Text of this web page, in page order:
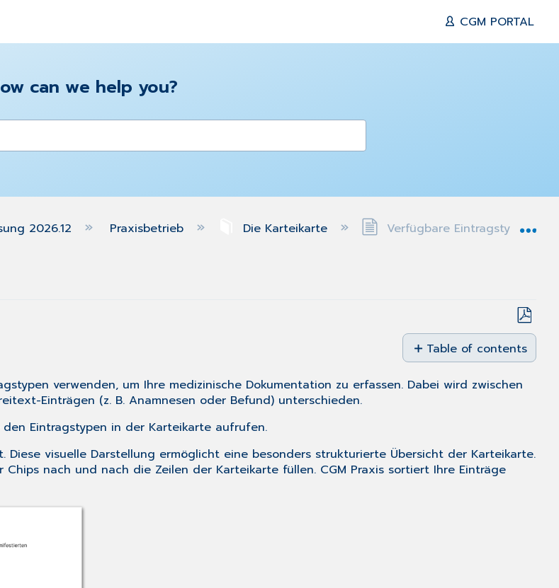
CGM PORTAL
can we help you?
2026.12 Praxisbetrieb Die Karteikarte Verfügbare Eintragstypen
Save
as
PDF
Table of contents
No
headers
verwenden, um Ihre medizinische Dokumentation zu erfassen. Dabei wird zwischen
Einträgen (z. B. Anamnesen oder Befund) unterschieden.
Eintragstypen in der Karteikarte aufrufen.
visuelle Darstellung ermöglicht eine besonders strukturierte Übersicht der Karteikarte.
nach und nach die Zeilen der Karteikarte füllen. CGM Praxis sortiert Ihre Einträge